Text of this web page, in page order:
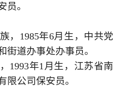
员。
1985年6月生，中共党
街道办事处办事员。
年1月生，江苏省南
限公司保安员。